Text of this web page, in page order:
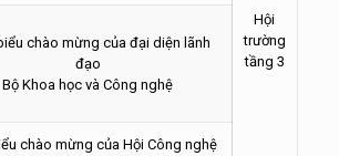
Hội
trường
tầng 3
chào mừng của đại diện lãnh
đạo
Bộ Khoa học và Công nghệ
chào mừng của Hội Công nghệ